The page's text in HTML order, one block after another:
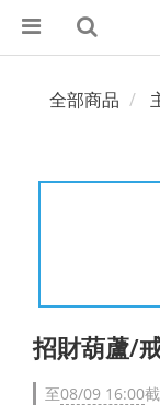
全部商品
招財葫蘆/
至08/09 16:00